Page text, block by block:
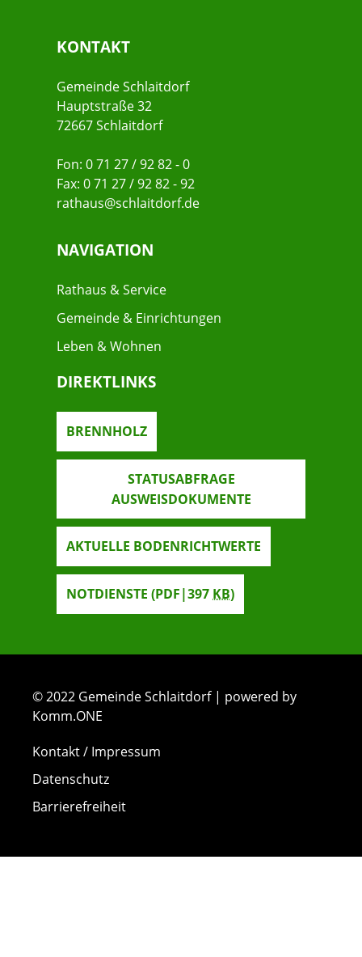
KONTAKT
Gemeinde Schlaitdorf
Hauptstraße 32
72667 Schlaitdorf
Fon: 0 71 27 / 92 82 - 0
Fax: 0 71 27 / 92 82 - 92
rathaus@schlaitdorf.de
NAVIGATION
Rathaus & Service
Gemeinde & Einrichtungen
Leben & Wohnen
DIREKTLINKS
BRENNHOLZ
STATUSABFRAGE
AUSWEISDOKUMENTE
AKTUELLE BODENRICHTWERTE
NOTDIENSTE (PDF|397KB)
© 2022 Gemeinde Schlaitdorf | powered by
Komm.ONE
Kontakt / Impressum
Datenschutz
Barrierefreiheit